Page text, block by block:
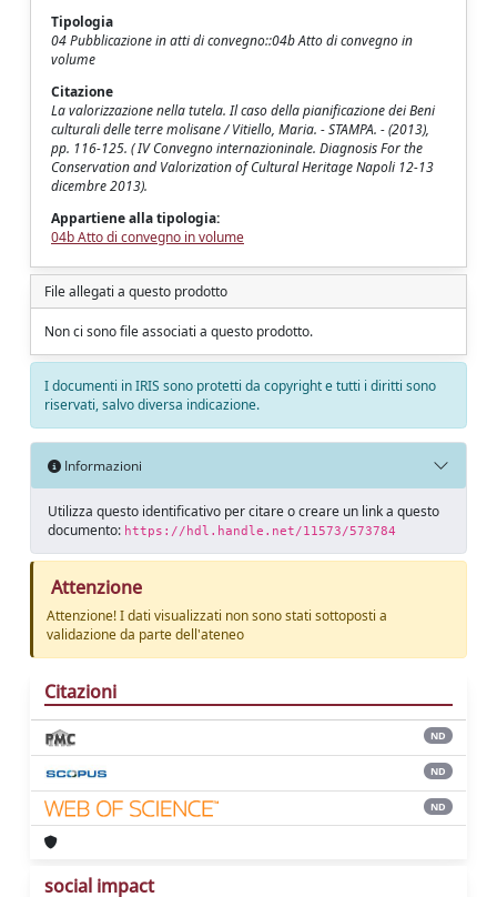
Tipologia
04 Pubblicazione in atti di convegno::04b Atto di convegno in
volume
Citazione
La valorizzazione nella tutela. Il caso della pianificazione dei Beni
culturali delle terre molisane / Vitiello, Maria. - STAMPA. - (2013),
pp. 116-125. ( IV Convegno internazioninale. Diagnosis For the
Conservation and Valorization of Cultural Heritage Napoli 12-13
dicembre 2013).
Appartiene alla tipologia:
04b Atto di convegno in volume
File allegati a questo prodotto
Non ci sono file associati a questo prodotto.
I documenti in IRIS sono protetti da copyright e tutti i diritti sono
riservati, salvo diversa indicazione.
Informazioni
Utilizza questo identificativo per citare o creare un link a questo
documento: https://hdl.handle.net/11573/573784
Attenzione
Attenzione! I dati visualizzati non sono stati sottoposti a
validazione da parte dell'ateneo
Citazioni
ND
ND
ND
social impact